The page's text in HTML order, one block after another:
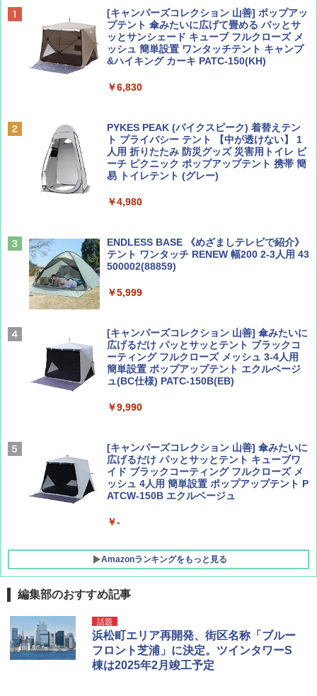
BE-PAL(ビ-パル) 2026年 9 月号【特別付録:
SOTO ミニマル"旅"財布 ランダム2種】
￥1,500
￥713
AIRLINE（エアライン）2026年9月号【特
集】ボーイング110周年を祝して！
￥1,760
D40 地球の歩き方 チェンマイ タイ北部の魅
力的な町 2026～2027 地球の歩き方D アジア
￥2,079
￥2,695
球の歩き方A ヨーロッパ
ァキア 2026～2027 地球の歩き方A ヨーロッ
￥2,277
新しい日本地理 地図・統計・移動から読み
解く (講談社現代新書)
￥1,540
[キャンパーズコレクション 山善] ポップアッ
プテント 傘みたいに広げて畳める パッとサ
ッとサンシェード キューブ フルクローズ メ
ッシュ 簡単設置 ワンタッチテント キャンプ
&ハイキング カーキ PATC-150(KH)
￥6,830
PYKES PEAK (パイクスピーク) 着替えテン
ト プライバシー テント 【中が透けない】 1
人用 折りたたみ 防災グッズ 災害用トイレ ビ
ーチ ピクニック ポップアップテント 携帯 簡
易 トイレテント (グレー)
￥4,980
ENDLESS BASE 《めざましテレビで紹介》
テント ワンタッチ RENEW 幅200 2-3人用 43
500002(88859)
￥5,999
[キャンパーズコレクション 山善] 傘みたいに
広げるだけ パッとサッとテント ブラックコ
ーティング フルクローズ メッシュ 3-4人用
簡単設置 ポップアップテント エクルベージ
ュ(BC仕様) PATC-150B(EB)
￥9,990
[キャンパーズコレクション 山善] 傘みたいに
広げるだけ パッとサッとテント キューブワ
イド ブラックコーティング フルクローズ メ
ッシュ 4人用 簡単設置 ポップアップテント P
ATCW-150B エクルベージュ
￥-
Amazonランキングをもっと見る
熊撃退スプレー 熊よけスプレー 熊スプレー
【日本企業販売】超強力クマ対策スプレー 30
0ml（連続噴射30秒）110ml（連続噴射15
秒）射程5～10m 安全ロック搭載 携帯収納袋
付き ヒグマ・イノシシ対策 自治体・教育機
編集部のおすすめ記事
話題
浜松町エリア再開発、街区名称「ブルー
フロント芝浦」に決定。ツインタワーS
棟は2025年2月竣工予定